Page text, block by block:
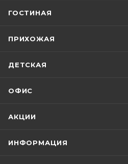
ГОСТИНАЯ
ПРИХОЖАЯ
ДЕТСКАЯ
ОФИС
АКЦИИ
ИНФОРМАЦИЯ